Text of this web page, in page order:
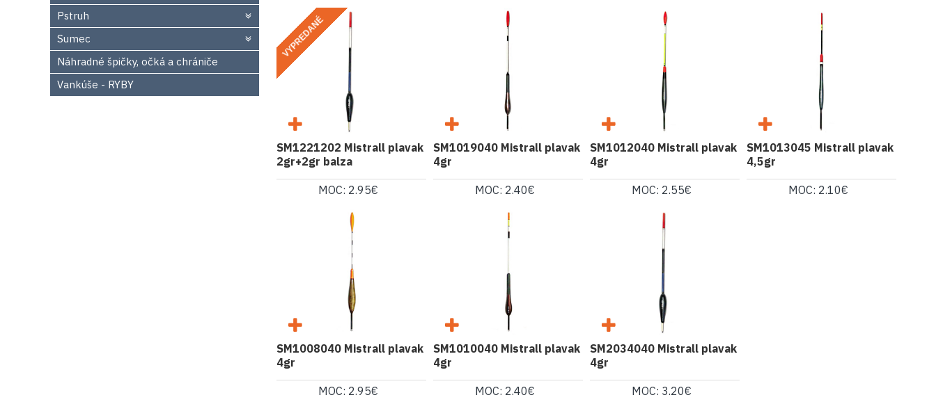
Pstruh
Sumec
Náhradné špičky, očká a chrániče
Vankúše - RYBY
VYPREDANÉ
SM1221202 Mistrall plavak
2gr+2gr balza
MOC: 2.95€
SM1019040 Mistrall plavak
4gr
MOC: 2.40€
SM1012040 Mistrall plavak
4gr
MOC: 2.55€
SM1013045 Mistrall plavak
4,5gr
MOC: 2.10€
SM1008040 Mistrall plavak
4gr
MOC: 2.95€
SM1010040 Mistrall plavak
4gr
MOC: 2.40€
SM2034040 Mistrall plavak
4gr
MOC: 3.20€